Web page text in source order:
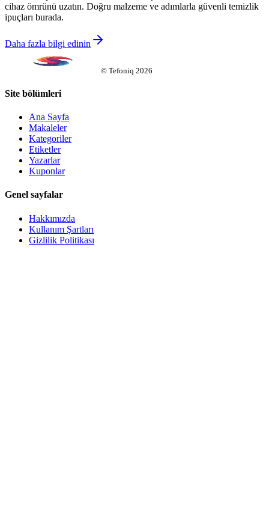
cihaz ömrünü uzatın. Doğru malzeme ve adımlarla güvenli temizlik
ipuçları burada.
Daha fazla bilgi edinin
© Tefoniq 2026
Site bölümleri
Ana Sayfa
Makaleler
Kategoriler
Etiketler
Yazarlar
Kuponlar
Genel sayfalar
Hakkımızda
Kullanım Şartları
Gizlilik Politikası